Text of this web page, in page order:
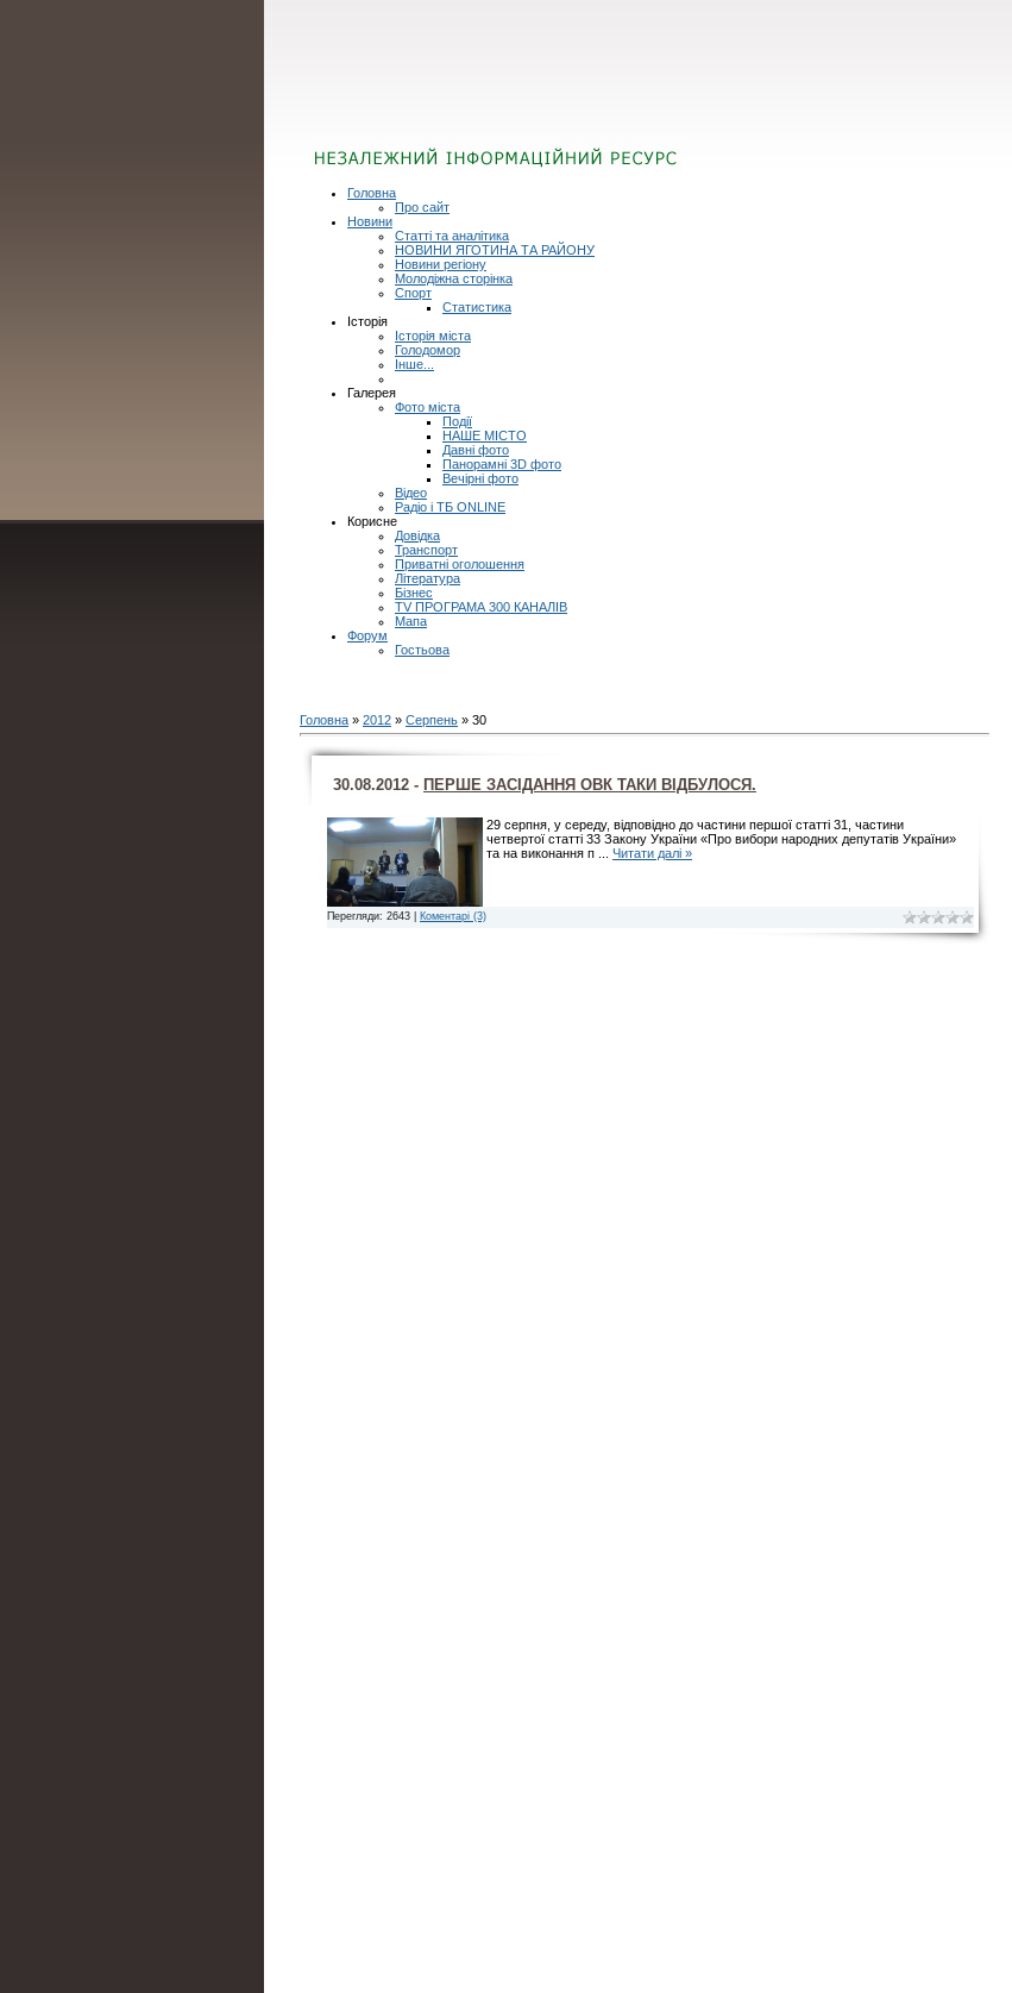
Головна
Про сайт
Новини
Статті та аналітика
НОВИНИ ЯГОТИНА ТА РАЙОНУ
Новини регіону
Молодіжна сторінка
Спорт
Статистика
Історія
Історія міста
Голодомор
Інше...
Галерея
Фото міста
Події
НАШЕ МІСТО
Давні фото
Панорамні 3D фото
Вечірні фото
Відео
Радіо і ТБ ONLINE
Корисне
Довідка
Транспорт
Приватні оголошення
Література
Бізнес
TV ПРОГРАМА 300 КАНАЛІВ
Мапа
Форум
Гостьова
Головна » 2012 » Серпень » 30
30.08.2012 - ПЕРШЕ ЗАСІДАННЯ ОВК ТАКИ ВІДБУЛОСЯ.
29 серпня, у середу, відповідно до частини першої статті 31, частини
четвертої статті 33 Закону України «Про вибори народних депутатів України»
та на виконання п
Читати далі »
Перегляди: 2643 | Коментарі (3)